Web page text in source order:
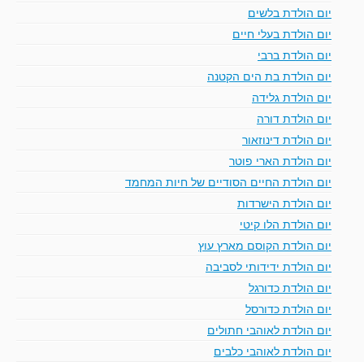
יום הולדת בלשים
יום הולדת בעלי חיים
יום הולדת ברבי
יום הולדת בת הים הקטנה
יום הולדת גלידה
יום הולדת דורה
יום הולדת דינוזאור
יום הולדת הארי פוטר
יום הולדת החיים הסודיים של חיות המחמד
יום הולדת הישרדות
יום הולדת הלו קיטי
יום הולדת הקוסם מארץ עוץ
יום הולדת ידידותי לסביבה
יום הולדת כדורגל
יום הולדת כדורסל
יום הולדת לאוהבי חתולים
יום הולדת לאוהבי כלבים